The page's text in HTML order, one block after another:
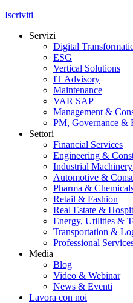
Iscriviti
Servizi
Digital
ESG
Vertical Solutions
IT Advisory
Maintenance
VAR SAP
Management &
PM, Governance &
Settori
Financial Services
Engineering &
Industrial
Automotive &
Pharma &
Retail & Fashion
Real Estate &
Energy, Utilities &
Transportation &
Professional
Media
Blog
Video & Webinar
News & Eventi
Lavora con noi